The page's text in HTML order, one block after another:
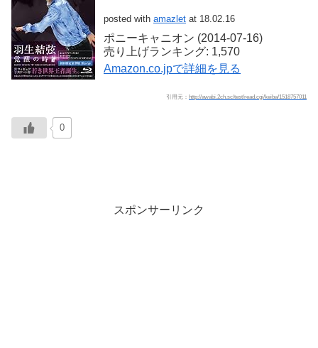
posted with amazlet at 18.02.16
ポニーキャニオン (2014-07-16)
売り上げランキング: 1,570
Amazon.co.jpで詳細を見る
引用元： http://awabi.2ch.sc/test/read.cgi/keiba/1518757011
0
スポンサーリンク